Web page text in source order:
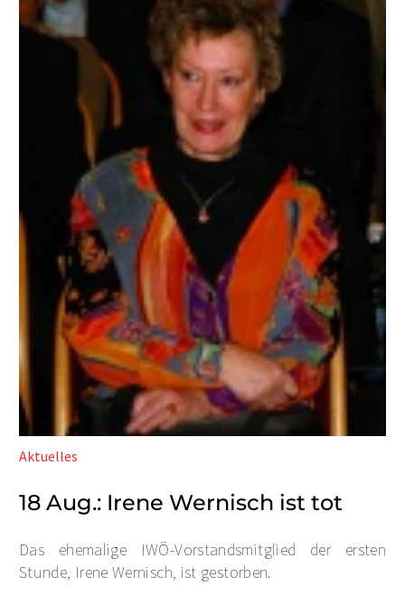
Aktuelles
18 Aug.: Irene Wernisch ist tot
Das ehemalige IWÖ-Vorstandsmitglied der ersten
Stunde, Irene Wernisch, ist gestorben.